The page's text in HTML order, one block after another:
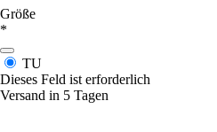
Größe
*
TU
Dieses Feld ist erforderlich
Versand in 5 Tagen